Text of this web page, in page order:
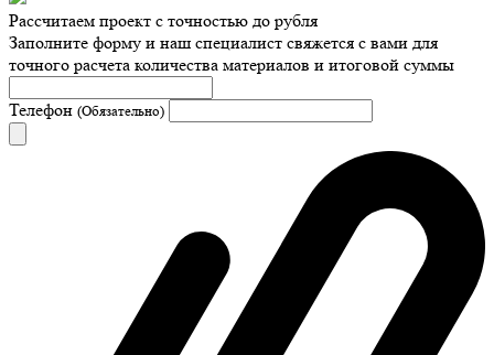
Рассчитаем проект с точностью до рубля
Заполните форму и наш специалист свяжется с вами для
точного расчета количества материалов и итоговой суммы
Телефон (Обязательно)